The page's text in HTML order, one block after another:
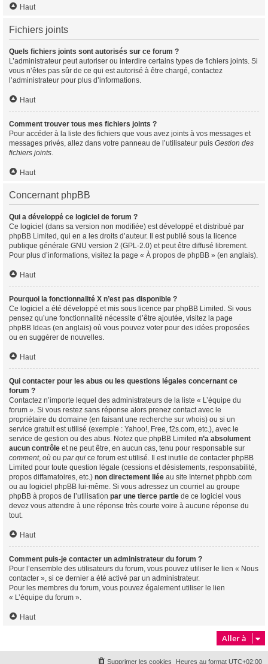
Haut
Fichiers joints
Quels fichiers joints sont autorisés sur ce forum ?
L’administrateur peut autoriser ou interdire certains types de fichiers joints. Si
vous n’êtes pas sûr de ce qui est autorisé à être chargé, contactez
l’administrateur pour plus d’informations.
Haut
Comment trouver tous mes fichiers joints ?
Pour accéder à la liste des fichiers que vous avez joints à vos messages et
messages privés, allez dans votre panneau de l’utilisateur puis Gestion des
fichiers joints.
Haut
Concernant phpBB
Qui a développé ce logiciel de forum ?
Ce logiciel (dans sa version non modifiée) est développé et distribué par
phpBB Limited , qui en a les droits d’auteur. Il est publié sous la licence
publique générale GNU version 2 (GPL-2.0) et peut être diffusé librement.
Pour plus d’informations, visitez la page « À propos de phpBB » (en anglais).
Haut
Pourquoi la fonctionnalité X n’est pas disponible ?
Ce logiciel a été développé et mis sous licence par phpBB Limited. Si vous
pensez qu’une fonctionnalité nécessite d’être ajoutée, visitez la page
phpBB Ideas (en anglais) où vous pouvez voter pour des idées proposées
ou en suggérer de nouvelles.
Haut
Qui contacter pour les abus ou les questions légales concernant ce
forum ?
Contactez n’importe lequel des administrateurs de la liste « L’équipe du
forum ». Si vous restez sans réponse alors prenez contact avec le
propriétaire du domaine (en faisant une recherche sur whois) ou si un
service gratuit est utilisé (exemple : Yahoo!, Free, f2s.com, etc.), avec le
service de gestion ou des abus. Notez que phpBB Limited n’a absolument
aucun contrôle et ne peut être, en aucun cas, tenu pour responsable sur
comment, où ou par qui ce forum est utilisé. Il est inutile de contacter phpBB
Limited pour toute question légale (cessions et désistements, responsabilité,
propos diffamatoires, etc.) non directement liée au site Internet phpbb.com
ou au logiciel phpBB lui-même. Si vous adressez un courriel au groupe
phpBB à propos de l’utilisation par une tierce partie de ce logiciel vous
devez vous attendre à une réponse très courte voire à aucune réponse du
tout.
Haut
Comment puis-je contacter un administrateur du forum ?
Pour l’ensemble des utilisateurs du forum, vous pouvez utiliser le lien « Nous
contacter », si ce dernier a été activé par un administrateur.
Pour les membres du forum, vous pouvez également utiliser le lien
« L’équipe du forum ».
Haut
Aller à
Heures au format UTC+02:00
Supprimer les cookies